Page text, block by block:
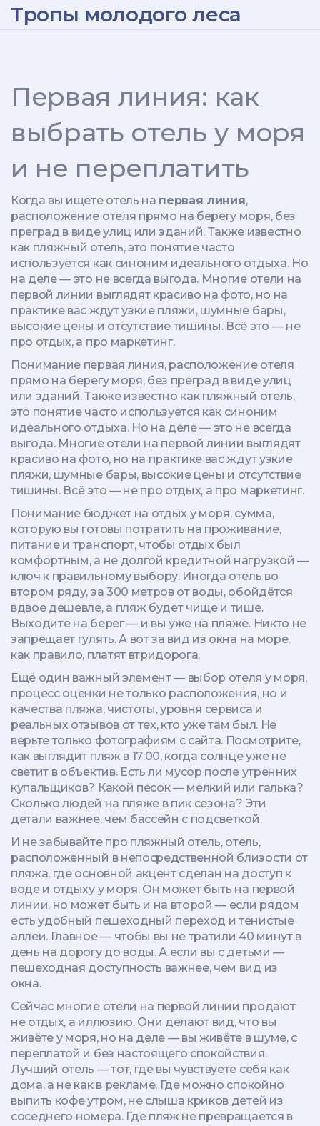
Тропы молодого леса
Первая линия: как
выбрать отель у моря
и не переплатить
Когда вы ищете отель на первая линия,
расположение отеля прямо на берегу моря, без
преград в виде улиц или зданий. Также известно
как пляжный отель, это понятие часто
используется как синоним идеального отдыха. Но
на деле — это не всегда выгода. Многие отели на
первой линии выглядят красиво на фото, но на
практике вас ждут узкие пляжи, шумные бары,
высокие цены и отсутствие тишины. Всё это — не
про отдых, а про маркетинг.
Понимание первая линия, расположение отеля
прямо на берегу моря, без преград в виде улиц
или зданий. Также известно как пляжный отель,
это понятие часто используется как синоним
идеального отдыха. Но на деле — это не всегда
выгода. Многие отели на первой линии выглядят
красиво на фото, но на практике вас ждут узкие
пляжи, шумные бары, высокие цены и отсутствие
тишины. Всё это — не про отдых, а про маркетинг.
Понимание бюджет на отдых у моря, сумма,
которую вы готовы потратить на проживание,
питание и транспорт, чтобы отдых был
комфортным, а не долгой кредитной нагрузкой —
ключ к правильному выбору. Иногда отель во
втором ряду, за 300 метров от воды, обойдётся
вдвое дешевле, а пляж будет чище и тише.
Выходите на берег — и вы уже на пляже. Никто не
запрещает гулять. А вот за вид из окна на море,
как правило, платят втридорога.
Ещё один важный элемент — выбор отеля у моря,
процесс оценки не только расположения, но и
качества пляжа, чистоты, уровня сервиса и
реальных отзывов от тех, кто уже там был. Не
верьте только фотографиям с сайта. Посмотрите,
как выглядит пляж в 17:00, когда солнце уже не
светит в объектив. Есть ли мусор после утренних
купальщиков? Какой песок — мелкий или галька?
Сколько людей на пляже в пик сезона? Эти
детали важнее, чем бассейн с подсветкой.
И не забывайте про пляжный отель, отель,
расположенный в непосредственной близости от
пляжа, где основной акцент сделан на доступ к
воде и отдыху у моря. Он может быть на первой
линии, но может быть и на второй — если рядом
есть удобный пешеходный переход и тенистые
аллеи. Главное — чтобы вы не тратили 40 минут в
день на дорогу до воды. А если вы с детьми —
пешеходная доступность важнее, чем вид из
окна.
Сейчас многие отели на первой линии продают
не отдых, а иллюзию. Они делают вид, что вы
живёте у моря, но на деле — вы живёте в шуме, с
переплатой и без настоящего спокойствия.
Лучший отель — тот, где вы чувствуете себя как
дома, а не как в рекламе. Где можно спокойно
выпить кофе утром, не слыша криков детей из
соседнего номера. Где пляж не превращается в